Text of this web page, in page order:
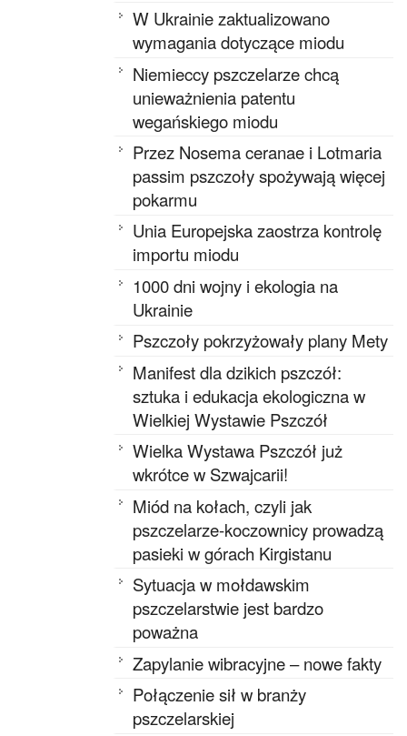
W Ukrainie zaktualizowano
wymagania dotyczące miodu
Niemieccy pszczelarze chcą
unieważnienia patentu
wegańskiego miodu
Przez Nosema ceranae i Lotmaria
passim pszczoły spożywają więcej
pokarmu
Unia Europejska zaostrza kontrolę
importu miodu
1000 dni wojny i ekologia na
Ukrainie
Pszczoły pokrzyżowały plany Mety
Manifest dla dzikich pszczół:
sztuka i edukacja ekologiczna w
Wielkiej Wystawie Pszczół
Wielka Wystawa Pszczół już
wkrótce w Szwajcarii!
Miód na kołach, czyli jak
pszczelarze-koczownicy prowadzą
pasieki w górach Kirgistanu
Sytuacja w mołdawskim
pszczelarstwie jest bardzo
poważna
Zapylanie wibracyjne – nowe fakty
Połączenie sił w branży
pszczelarskiej